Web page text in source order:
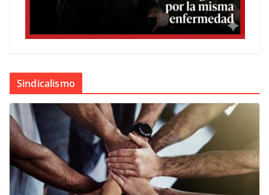
Sindicalismo